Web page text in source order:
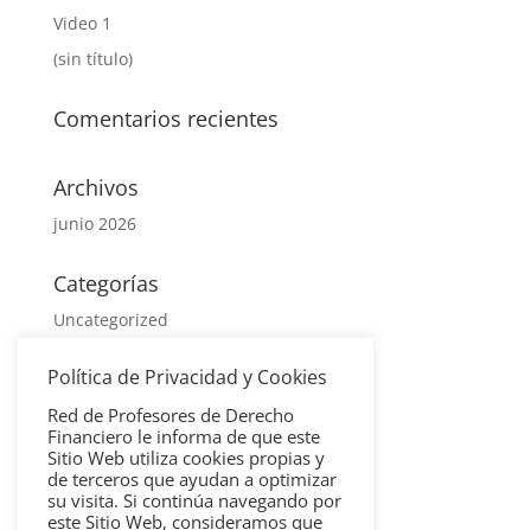
Video 1
(sin título)
Comentarios recientes
Archivos
junio 2026
Categorías
Uncategorized
Meta
Acceder
Feed de entradas
Feed de comentarios
WordPress.org
Política de Privacidad y Cookies
Red de Profesores de Derecho
Financiero le informa de que este
Sitio Web utiliza cookies propias y
de terceros que ayudan a optimizar
su visita. Si continúa navegando por
este Sitio Web, consideramos que